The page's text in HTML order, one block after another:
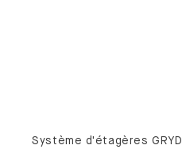
Système d'étagères GRYD